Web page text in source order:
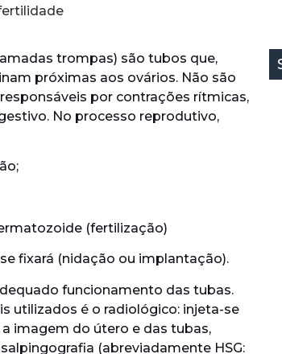
trompas) são tubos que,
próximas aos ovários. Não são
por contrações rítmicas,
No processo reprodutivo,
(fertilização)
fixará (nidação ou implantação).
funcionamento das tubas.
utilizados é o radiológico: injeta-se
imagem do útero e das tubas,
(abreviadamente HSG: